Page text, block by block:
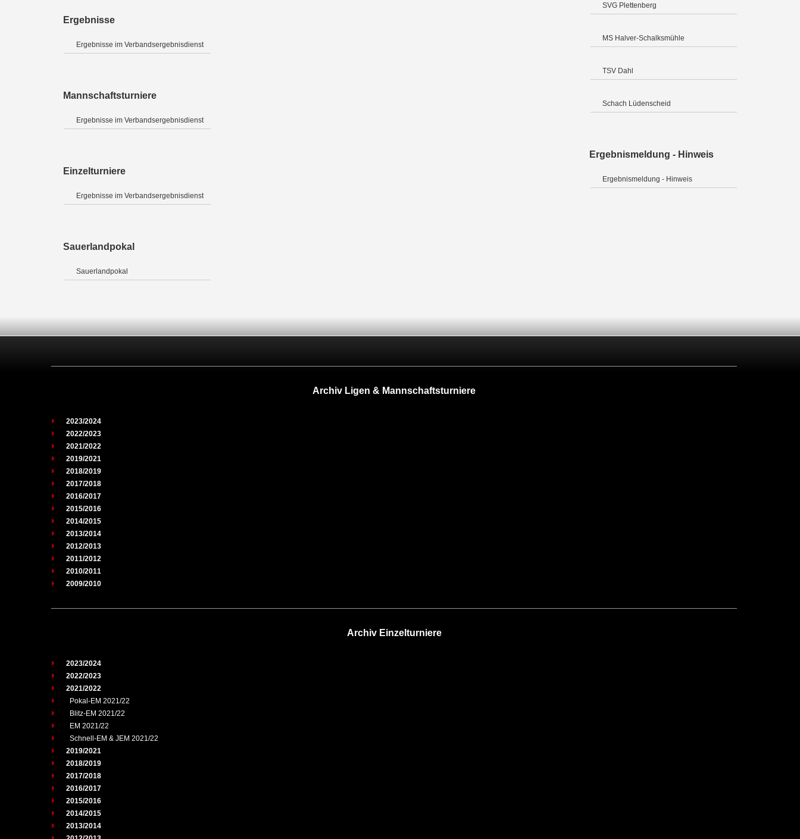
Ergebnisse
Ergebnisse im Verbandsergebnisdienst
Mannschaftsturniere
Ergebnisse im Verbandsergebnisdienst
Einzelturniere
Ergebnisse im Verbandsergebnisdienst
Sauerlandpokal
Sauerlandpokal
SVG Plettenberg
MS Halver-Schalksmühle
TSV Dahl
Schach Lüdenscheid
Ergebnismeldung - Hinweis
Ergebnismeldung - Hinweis
Archiv Ligen & Mannschaftsturniere
2023/2024
2022/2023
2021/2022
2019/2021
2018/2019
2017/2018
2016/2017
2015/2016
2014/2015
2013/2014
2012/2013
2011/2012
2010/2011
2009/2010
Archiv Einzelturniere
2023/2024
2022/2023
2021/2022
Pokal-EM 2021/22
Blitz-EM 2021/22
EM 2021/22
Schnell-EM & JEM 2021/22
2019/2021
2018/2019
2017/2018
2016/2017
2015/2016
2014/2015
2013/2014